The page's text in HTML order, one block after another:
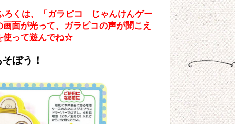
ろくは、「ガラピコ じゃんけんゲー
面が光って、ガラピコの声が聞こえ
使って遊んでね☆
ぼう！